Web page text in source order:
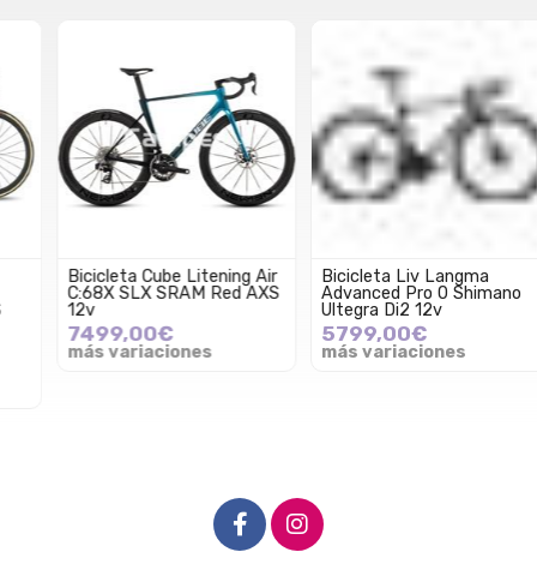
Bicicleta Cube Litening Air
C:68X SLX SRAM Red AXS
7499,00€
más variaciones
Bicicleta Liv Langma
Advanced Pro 0 Shimano
Ultegra Di2 12v
5799,00€
más variaciones